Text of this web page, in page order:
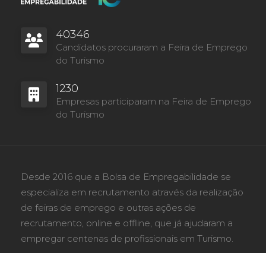
40346
Candidatos procuraram a Feira de Emprego
do Turismo
1230
Empresas participaram na Feira de Emprego
do Turismo
Desde 2016 que a Bolsa de Empregabilidade se
especializa em recrutamento através da realização
de feiras de emprego e outras ações de
recrutamento, online e offline, que já ajudaram a
empregar centenas de profissionais em Turismo.